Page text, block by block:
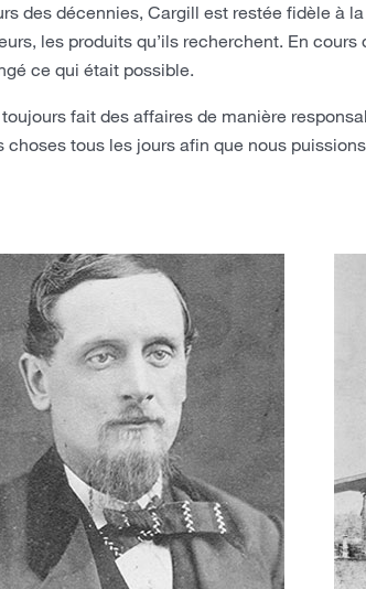
des décennies, Cargill est restée fidèle à
les produits qu’ils recherchent. En
ce qui était possible.
fait des affaires de manière
tous les jours afin que nous